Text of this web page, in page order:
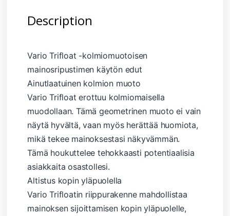
Description
Vario Trifloat -kolmiomuotoisen
mainosripustimen käytön edut
Ainutlaatuinen kolmion muoto
Vario Trifloat erottuu kolmiomaisella
muodollaan. Tämä geometrinen muoto ei vain
näytä hyvältä, vaan myös herättää huomiota,
mikä tekee mainoksestasi näkyvämmän.
Tämä houkuttelee tehokkaasti potentiaalisia
asiakkaita osastollesi.
Altistus kopin yläpuolella
Vario Trifloatin riippurakenne mahdollistaa
mainoksen sijoittamisen kopin yläpuolelle,